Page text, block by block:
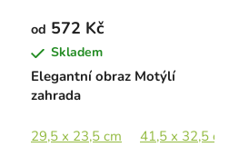
Elegantní obraz Motýlí
zahrada
od 572 Kč
Skladem
29,5 x 23,5 cm 41,5 x 32,5